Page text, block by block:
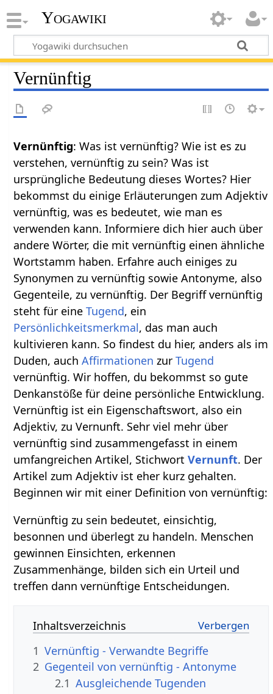
Yogawiki
Vernünftig
Vernünftig: Was ist vernünftig? Wie ist es zu
verstehen, vernünftig zu sein? Was ist
ursprüngliche Bedeutung dieses Wortes? Hier
bekommst du einige Erläuterungen zum Adjektiv
vernünftig, was es bedeutet, wie man es
verwenden kann. Informiere dich hier auch über
andere Wörter, die mit vernünftig einen ähnliche
Wortstamm haben. Erfahre auch einiges zu
Synonymen zu vernünftig sowie Antonyme, also
Gegenteile, zu vernünftig. Der Begriff vernünftig
steht für eineTugend, ein
Persönlichkeitsmerkmal, das man auch
kultivieren kann. So findest du hier, anders als im
Duden, auchAffirmationen zurTugend
vernünftig. Wir hoffen, du bekommst so gute
Denkanstöße für deine persönliche Entwicklung.
Vernünftig ist ein Eigenschaftswort, also ein
Adjektiv, zu Vernunft. Sehr viel mehr über
vernünftig sind zusammengefasst in einem
umfangreichen Artikel, StichwortVernunft. Der
Artikel zum Adjektiv ist eher kurz gehalten.
Beginnen wir mit einer Definition von vernünftig:
Vernünftig zu sein bedeutet, einsichtig,
besonnen und überlegt zu handeln. Menschen
gewinnen Einsichten, erkennen
Zusammenhänge, bilden sich ein Urteil und
treffen dann vernünftige Entscheidungen.
Inhaltsverzeichnis
1 Vernünftig - Verwandte Begriffe
2 Gegenteil von vernünftig - Antonyme
2.1 Ausgleichende Tugenden